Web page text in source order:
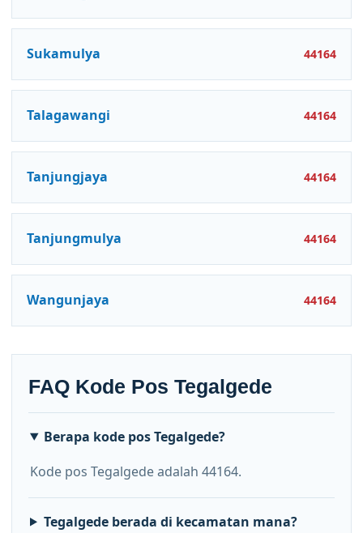
Sukamulya 44164
Talagawangi 44164
Tanjungjaya 44164
Tanjungmulya 44164
Wangunjaya 44164
FAQ Kode Pos Tegalgede
Berapa kode pos Tegalgede?
Kode pos Tegalgede adalah 44164.
Tegalgede berada di kecamatan mana?